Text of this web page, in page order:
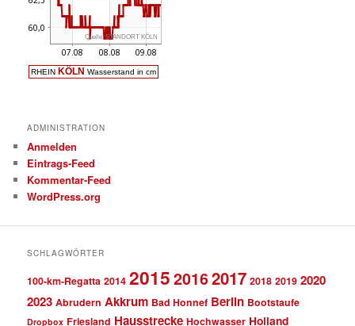
ADMINISTRATION
Anmelden
Eintrags-Feed
Kommentar-Feed
WordPress.org
SCHLAGWÖRTER
100-km-Regatta 2014 201520162017 2018 2019 2020
2023 Abrudern Akkrum Bad Honnef Berlin Bootstaufe
Dropbox Friesland Hausstrecke Hochwasser Holland